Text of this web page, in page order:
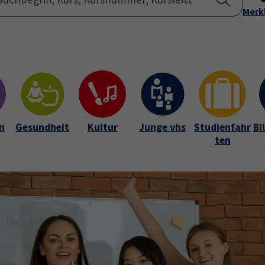
Startseite
Gesundheit Kultur Junge vhs
Studienfahr
ten